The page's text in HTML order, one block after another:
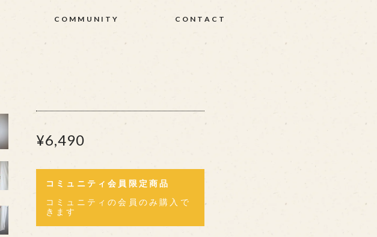
COMMUNITY CONTACT
¥6,490
コミュニティ会員限定商品
コミュニティの会員のみ購入で
きます